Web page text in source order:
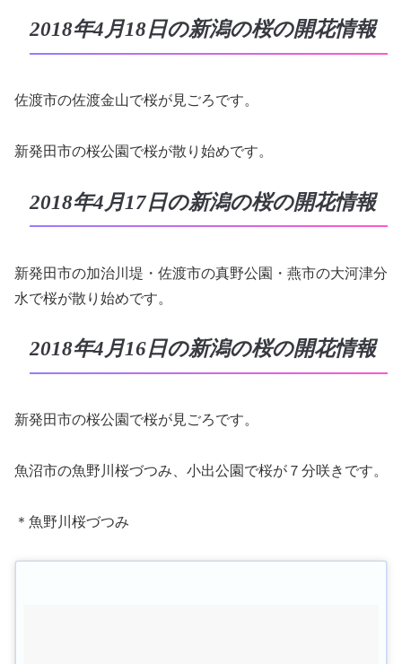
2018年4月18日の新潟の桜の開花情報
佐渡市の佐渡金山で桜が見ごろです。
新発田市の桜公園で桜が散り始めです。
2018年4月17日の新潟の桜の開花情報
新発田市の加治川堤・佐渡市の真野公園・燕市の大河津分
水で桜が散り始めです。
2018年4月16日の新潟の桜の開花情報
新発田市の桜公園で桜が見ごろです。
魚沼市の魚野川桜づつみ、小出公園で桜が７分咲きです。
＊魚野川桜づつみ